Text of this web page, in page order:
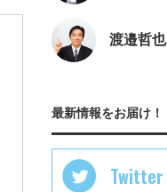
渡邉哲也
最新情報をお届け！
Twitter